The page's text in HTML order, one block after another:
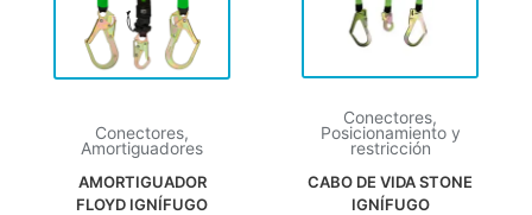
Conectores,
Amortiguadores
AMORTIGUADOR
FLOYD IGNÍFUGO
Conectores,
Posicionamiento y
restricción
CABO DE VIDA STONE
IGNÍFUGO